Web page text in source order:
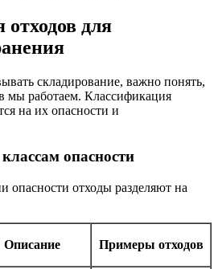
для
складирование, важно понять,
мы работаем. Классификация
на их опасности и
опасности
опасности отходы разделяют на
Описание Примеры отходов